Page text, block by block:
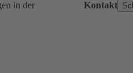
in der
Kontakt